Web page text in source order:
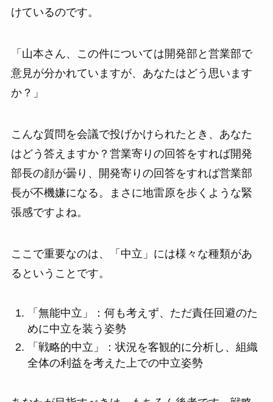
けているのです。
「山本さん、この件については開発部と営業部で
意見が分かれていますが、あなたはどう思います
か？」
こんな質問を会議で投げかけられたとき、あなた
はどう答えますか？営業寄りの回答をすれば開発
部長の顔が曇り、開発寄りの回答をすれば営業部
長が不機嫌になる。まさに地雷原を歩くような緊
張感ですよね。
ここで重要なのは、「中立」には様々な種類があ
るということです。
「無能中立」：何も考えず、ただ責任回避のた
めに中立を装う姿勢
「戦略的中立」：状況を客観的に分析し、組織
全体の利益を考えた上での中立姿勢